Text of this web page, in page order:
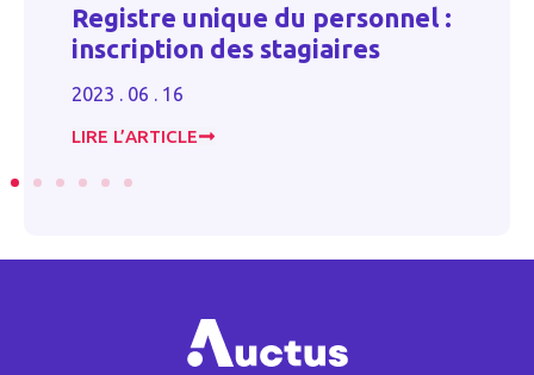
Registre unique du personnel :
inscription des stagiaires
2023 . 06 . 16
LIRE L’ARTICLE